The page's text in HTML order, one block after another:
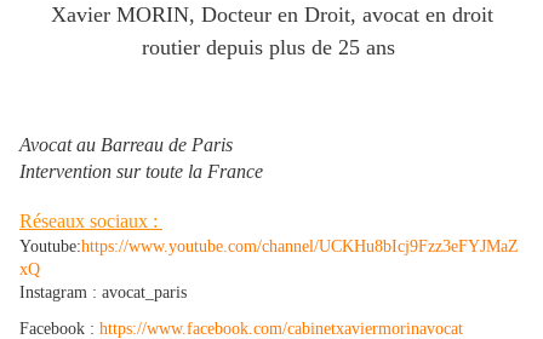
Xavier MORIN, Docteur en Droit, avocat en droit
routier depuis plus de 25 ans
Avocat au Barreau de Paris
Intervention sur toute la France
Réseaux sociaux :
Youtube:https://www.youtube.com/channel/UCKHu8bIcj9Fzz3eFYJMaZ
xQ
Instagram : avocat_paris
Facebook : https://www.facebook.com/cabinetxaviermorinavocat